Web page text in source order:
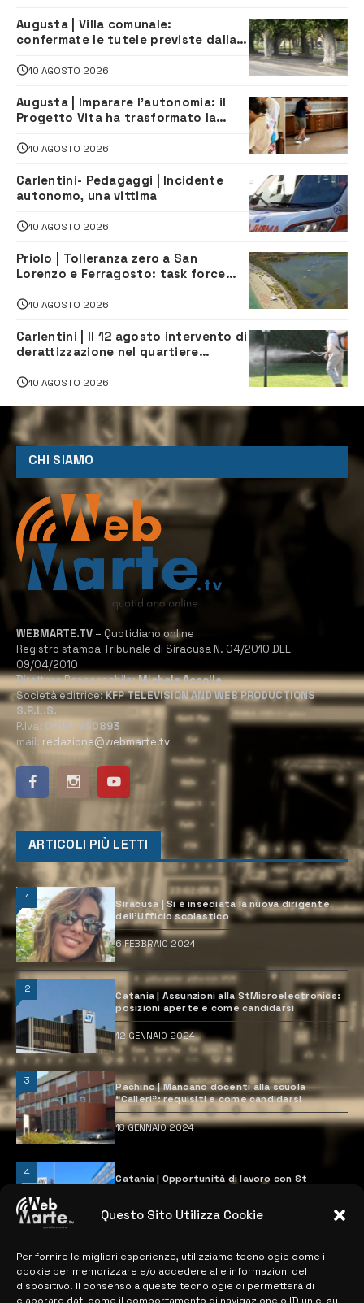
Questo Sito Utilizza Cookie
Per fornire le migliori esperienze, utilizziamo tecnologie come i
cookie per memorizzare e/o accedere alle informazioni del
dispositivo. Il consenso a queste tecnologie ci permetterà di
Augusta | Villa comunale:
confermate le tutele previste dalla
10 AGOSTO 2026
Augusta | Imparare l’autonomia: il
Progetto Vita ha trasformato la
indipendenza
10 AGOSTO 2026
Carlentini- Pedagaggi | Incidente
autonomo, una vittima
10 AGOSTO 2026
Priolo | Tolleranza zero a San
Lorenzo e Ferragosto: task force
navette gratuite
10 AGOSTO 2026
Carlentini | Il 12 agosto intervento di
derattizzazione nel quartiere
10 AGOSTO 2026
CHI SIAMO
WEBMARTE.TV – Quotidiano online
Registro stampa Tribunale di Siracusa N. 04/2010 DEL
09/04/2010
Direttore Responsabile:Michele Accolla
Società editrice:KFP TELEVISION AND WEB PRODUCTIONS
S.R.L.S.
P.Iva: 02184950893
mail: redazione@webmarte.tv
ARTICOLI PIÙ LETTI
1
Siracusa | Si è insediata la nuova dirigente
dell’Ufficio scolastico
6 FEBBRAIO 2024
2
Catania | Assunzioni alla StMicroelectronics:
posizioni aperte e come candidarsi
12 GENNAIO 2024
3
Pachino | Mancano docenti alla scuola
“Calleri”: requisiti e come candidarsi
18 GENNAIO 2024
4
Catania | Opportunità di lavoro con St
28 MARZO 2024
MAPPA DEL SITO